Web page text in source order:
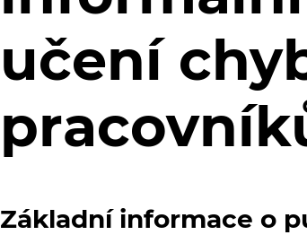
učení
Základní informace o